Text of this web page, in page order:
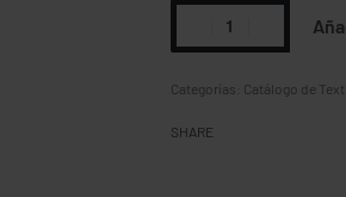
Categorías: Catálogo de
SHARE